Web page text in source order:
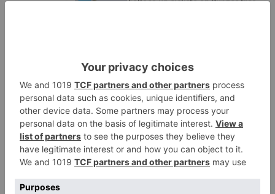
2
Villatoro da el primer paso para
inicio de la senda peatonal y
ciclista
3
Un hombre de 80 años resulta
herido en Burgos tras la colisión
entre un turismo y un camión